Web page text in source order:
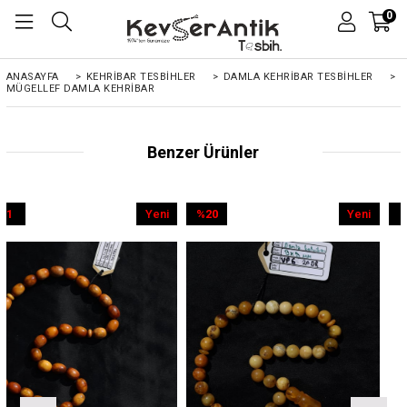
0
ANASAYFA > KEHRIBAR TESBIHLER > DAMLA KEHRİBAR TESBİHLER
>
MÜGELLEF DAMLA KEHRIBAR
Benzer Ürünler
%20
%20İndirim
%9İndirim